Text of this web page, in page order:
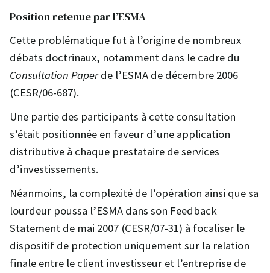
Position retenue par l’ESMA
Cette problématique fut à l’origine de nombreux
débats doctrinaux, notamment dans le cadre du
Consultation Paperde l’ESMA de décembre 2006
(CESR/06-687).
Une partie des participants à cette consultation
s’était positionnée en faveur d’une application
distributive à chaque prestataire de services
d’investissements.
Néanmoins, la complexité de l’opération ainsi que sa
lourdeur poussa l’ESMA dans son Feedback
Statement de mai 2007 (CESR/07-31) à focaliser le
dispositif de protection uniquement sur la relation
finale entre le client investisseur et l’entreprise de